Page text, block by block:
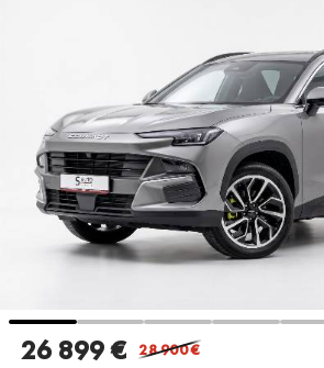
26 899 € 28 900€